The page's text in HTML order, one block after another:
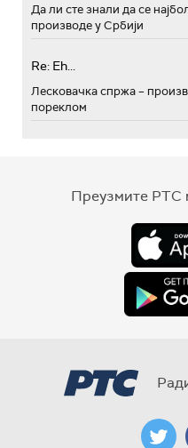
Да ли сте знали да се
производе у Србији
Re: Eh...
Лесковачка спржа –
пореклом
Преузмите РТС